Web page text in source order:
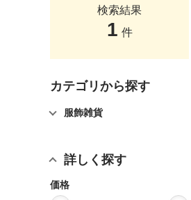
検索結果
1 件
カテゴリから探す
服飾雑貨
詳しく探す
価格